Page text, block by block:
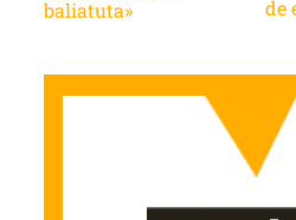
baliatuta»
de